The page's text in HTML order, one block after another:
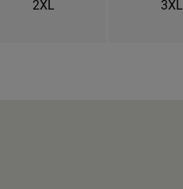
2XL 3XL